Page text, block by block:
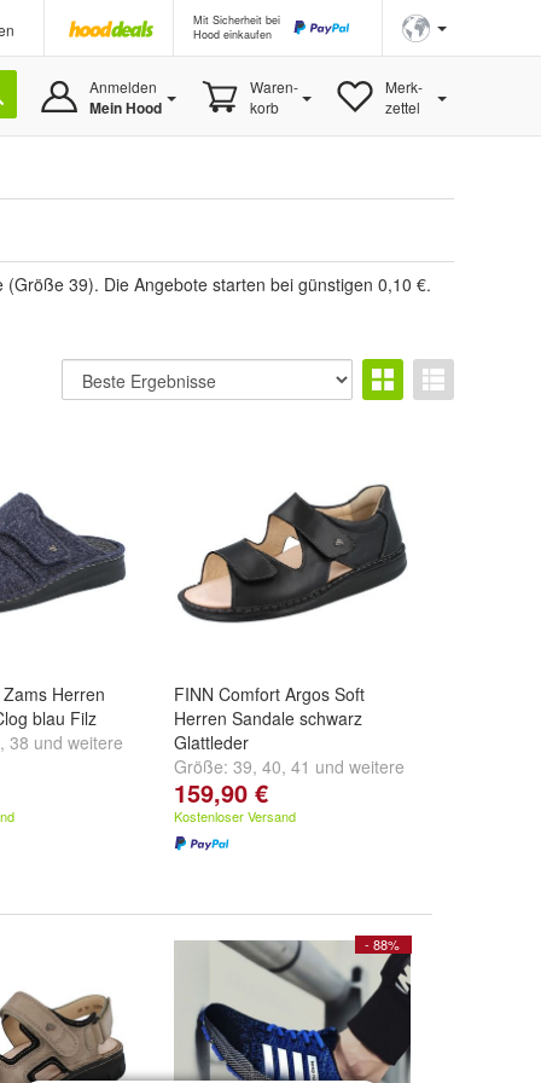
Mit Sicherheit bei
Hood einkaufen
Anmelden
Mein Hood
Waren-
korb
Merk-
zettel
39). Die Angebote starten bei günstigen 0,10 €.
Herren
blau Filz
, 38 und weitere
FINN Comfort Argos Soft
Herren Sandale schwarz
Glattleder
Größe: 39, 40, 41 und weitere
...
159,90 €
Kostenloser Versand
- 88%